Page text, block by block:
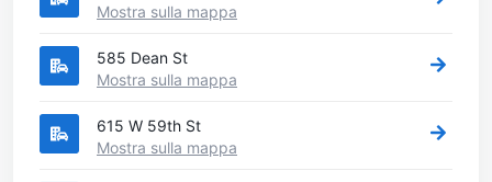
Mostra sulla mappa
585 Dean St
Mostra sulla mappa
615 W 59th St
Mostra sulla mappa